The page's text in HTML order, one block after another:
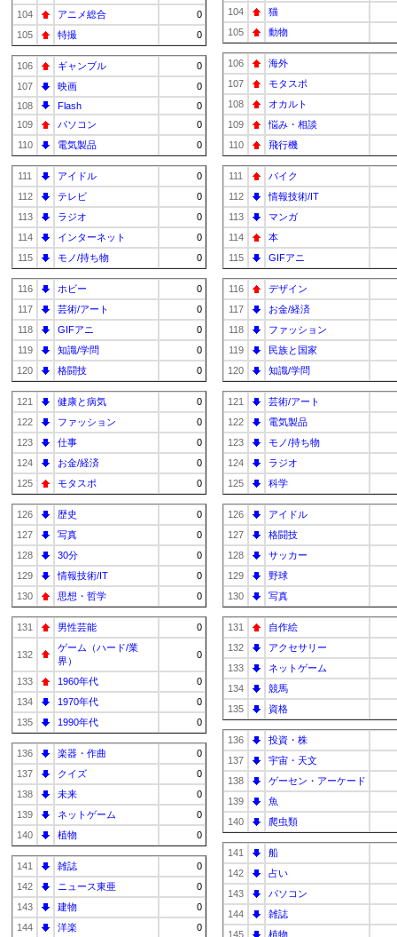
104 アニメ総合
0
105
特撮 0
106 ギャンブル
0
107
映画
0
108
Flash
0
109
パソコン
0
110
電気製品 0
111 アイドル
0
112
テレビ
0
113
ラジオ
0
114
インターネット
0
115
モノ/持ち物 0
116 ホビー
0
117
芸術/アート
0
118
GIFアニ
0
119
知識/学問
0
120
格闘技 0
121 健康と病気
0
122
ファッション
0
123
仕事
0
124
お金/経済
0
125
モタスポ 0
126 歴史
0
127
写真
0
128
30分
0
129
情報技術/IT
0
130
思想・哲学 0
131 男性芸能 0
132
ゲーム（ハード/業
界）
0
133 1960年代
0
134
1970年代
0
135
1990年代 0
136 楽器・作曲
0
137
クイズ
0
138
未来
0
139
ネットゲーム
0
140
植物 0
141 雑誌
0
142
ニュース東亜
0
143
建物
0
144
洋楽
0
104
猫
105
動物
106
海外
107
モタスポ
108
オカルト
109
悩み・相談
110
飛行機
111
バイク
112
情報技術/IT
113
マンガ
114
本
115
GIFアニ
116
デザイン
117
お金/経済
118
ファッション
119
民族と国家
120
知識/学問
121
芸術/アート
122
電気製品
123
モノ/持ち物
124
ラジオ
125
科学
126
アイドル
127
格闘技
128
サッカー
129
野球
130
写真
131
自作絵
132
アクセサリー
133
ネットゲーム
134
競馬
135
資格
136
投資・株
137
宇宙・天文
138
ゲーセン・アーケード
139
魚
140
爬虫類
141
船
142
占い
143
パソコン
144
雑誌
145
植物